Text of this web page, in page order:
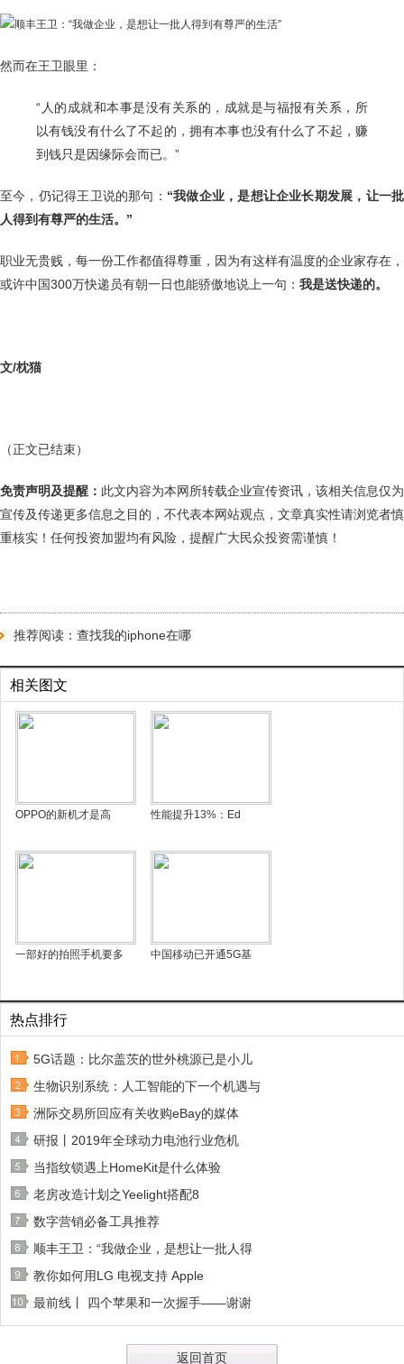
然而在王卫眼里：
“人的成就和本事是没有关系的，成就是与福报有关系，所
以有钱没有什么了不起的，拥有本事也没有什么了不起，赚
到钱只是因缘际会而已。”
至今，仍记得王卫说的那句： “我做企业，是想让企业长期发展，让一批
人得到有尊严的生活。”
职业无贵贱，每一份工作都值得尊重，因为有这样有温度的企业家存在，
或许中国300万快递员有朝一日也能骄傲地说上一句： 我是送快递的。
文/枕猫
（正文已结束）
免责声明及提醒： 此文内容为本网所转载企业宣传资讯，该相关信息仅为
宣传及传递更多信息之目的，不代表本网站观点，文章真实性请浏览者慎
重核实！任何投资加盟均有风险，提醒广大民众投资需谨慎！
推荐阅读： 查找我的iphone在哪
相关图文
OPPO的新机才是高 性能提升13%：Ed
一部好的拍照手机要多 中国移动已开通5G基
热点排行
5G话题：比尔盖茨的世外桃源已是小儿
生物识别系统：人工智能的下一个机遇与
洲际交易所回应有关收购eBay的媒体
研报丨2019年全球动力电池行业危机
当指纹锁遇上HomeKit是什么体验
老房改造计划之Yeelight搭配8
数字营销必备工具推荐
顺丰王卫：“我做企业，是想让一批人得
教你如何用LG 电视支持 Apple
最前线丨 四个苹果和一次握手——谢谢
返回首页